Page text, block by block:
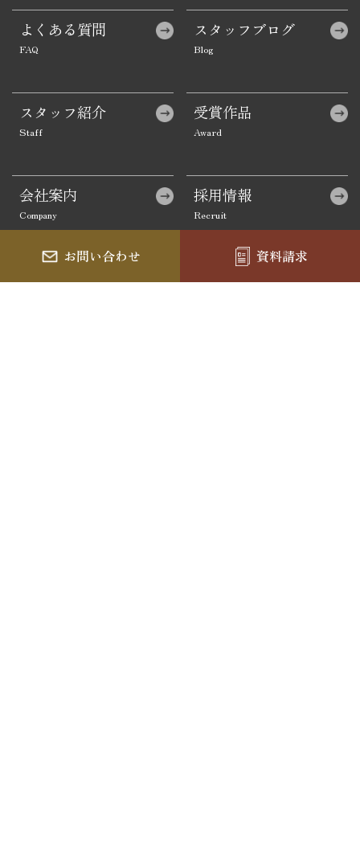
お問い合わせ 資料請求
よくある質問 スタッフブログ
スタッフ紹介 受賞作品
会社案内 採用情報